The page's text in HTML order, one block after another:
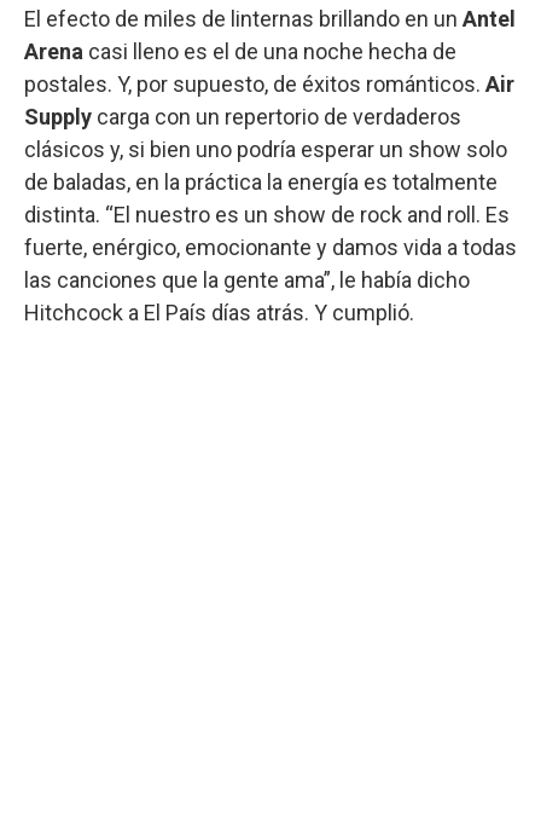
El efecto de miles de linternas brillando en un Antel
Arena casi lleno es el de una noche hecha de
postales. Y, por supuesto, de éxitos románticos. Air
Supply carga con un repertorio de verdaderos
clásicos y, si bien uno podría esperar un show solo
de baladas, en la práctica la energía es totalmente
distinta. “El nuestro es un show de rock and roll. Es
fuerte, enérgico, emocionante y damos vida a todas
las canciones que la gente ama”, le había dicho
Hitchcock a El País días atrás. Y cumplió.